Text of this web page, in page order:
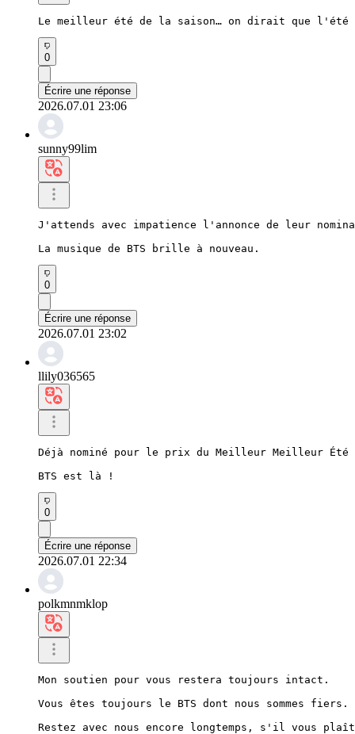
Le meilleur été de la saison… on dirait que l'été
0
Écrire une réponse
2026.07.01 23:06
sunny99lim
J'attends avec impatience l'annonce de leur
La musique de BTS brille à nouveau.
0
Écrire une réponse
2026.07.01 23:02
llily036565
Déjà nominé pour le prix du Meilleur Meilleur Été
BTS est là !
0
Écrire une réponse
2026.07.01 22:34
polkmnmklop
Mon soutien pour vous restera toujours intact.
Vous êtes toujours le BTS dont nous sommes fiers.
Restez avec nous encore longtemps, s'il vous